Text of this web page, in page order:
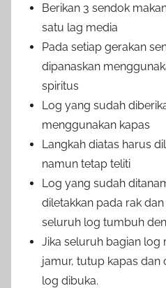
Berikan 3 sendok
satu lag media
Pada setiap gerakan
dipanaskan
spiritus
Log yang sudah
menggunakan kapas
Langkah diatas harus
namun tetap teliti
Log yang sudah
diletakkan pada rak
seluruh log tumbuh
Jika seluruh bagian log
jamur, tutup kapas dan
log dibuka.